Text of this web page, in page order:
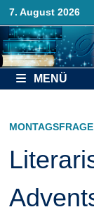
Zurück
zum
Inhalt
7. August 2026
MENÜ
MONTAGSFRAGE